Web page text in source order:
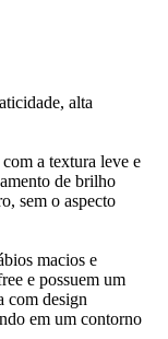
alta
a textura leve e
de brilho
sem o aspecto
macios e
e possuem um
com design
em um contorno